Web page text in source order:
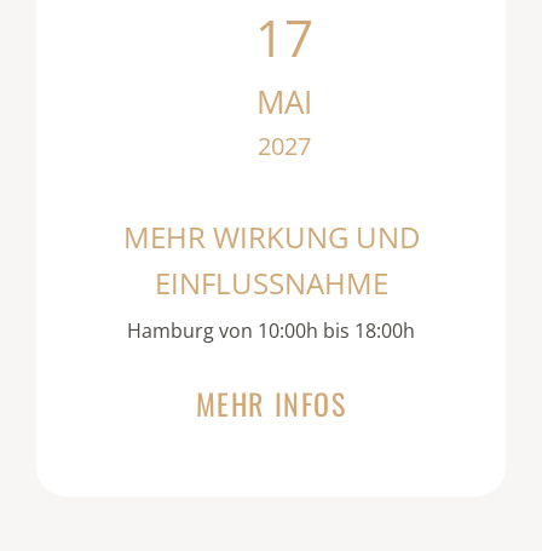
17
MAI
2027
MEHR WIRKUNG UND
EINFLUSSNAHME
Hamburg von 10:00h bis 18:00h
MEHR INFOS